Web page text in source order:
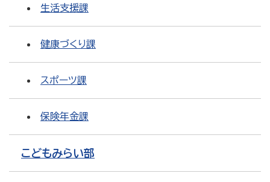
生活支援課
健康づくり課
スポーツ課
保険年金課
こどもみらい部